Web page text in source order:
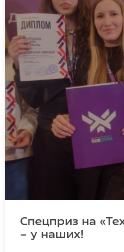
Спецприз на
– у наших!